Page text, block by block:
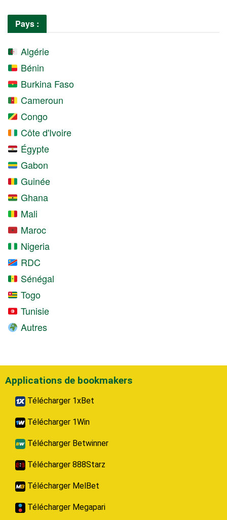
Pays :
Algérie
Bénin
Burkina Faso
Cameroun
Congo
Côte d'Ivoire
Égypte
Gabon
Guinée
Ghana
Mali
Maroc
Nigeria
RDC
Sénégal
Togo
Tunisie
Autres
Applications de bookmakers
Télécharger 1xBet
Télécharger 1Win
Télécharger Betwinner
Télécharger 888Starz
Télécharger MelBet
Télécharger Megapari